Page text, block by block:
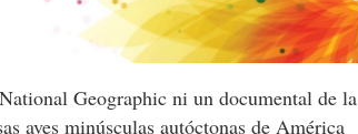
Geographic ni un documental de la
aves minúsculas autóctonas de América